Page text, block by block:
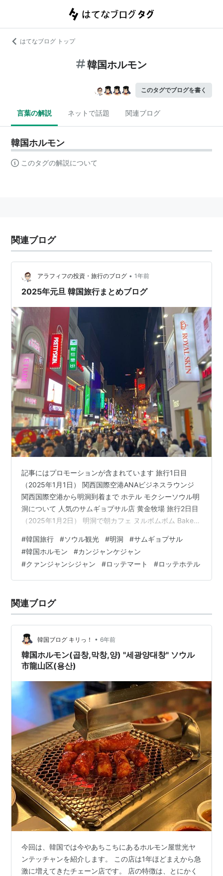
はてなブログ トップ
韓国ホルモン
このタグでブログを書く
言葉の解説 ネットで話題 関連ブログ
韓国ホルモン
このタグの解説について
関連ブログ
アラフィフの投資・旅行のブログ • 1年前
2025年元旦 韓国旅行まとめブログ
記事にはプロモーションが含まれています 旅行1日目
（2025年1月1日） 関西国際空港ANAビジネスラウンジ
関西国際空港から明洞到着まで ホテル モクシーソウル明
洞について 人気のサムギョプサル店 黄金牧場 旅行2日目
（2025年1月2日） 明洞で朝カフェ ヌルボムボム Bakery
テアウトレットでお買い物タイム ロッテマートで食材・
お菓子の爆買い 本場のカンジャンケジャンを堪能 旅行3
日目（2025年1月3日） 日本未上陸マリテフランソワジ
ルボー 韓国本場のホルモン 大韓(テハン)コプチャン ロッ
#韓国旅行 #ソウル観光 #明洞 #サムギョプサル
#韓国ホルモン #カンジャンケジャン
#クァンジャンシジャン #ロッテマート #ロッテホテル
関連ブログ
韓国ブログ キリっ！ • 6年前
韓国ホルモン(곱창,막창,양) "세광양대창" ソウル
市龍山区(용산)
今回は、韓国では今やあちこちにあるホルモン屋世光ヤ
ンテッチャンを紹介します。 この店は1年ほどまえから急
激に増えてきたチェーン店です。 店の特徴は、とにかく